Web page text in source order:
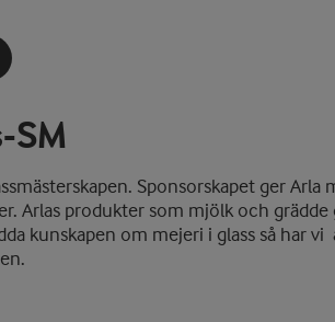
SM
Sponsorskapet ger
Arlas produkter som mjölk och
kunskapen om mejeri i glass så har